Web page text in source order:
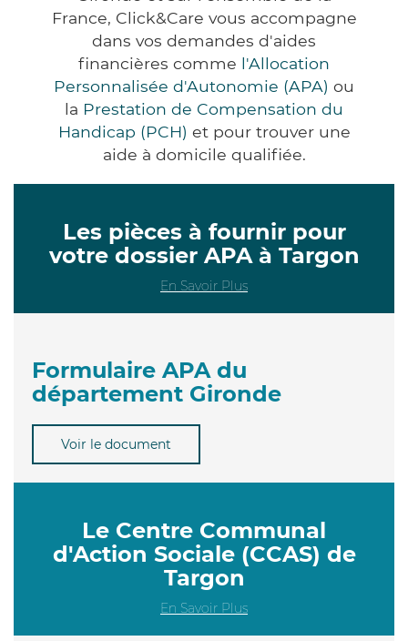
France, Click&Care vous accompagne
dans vos demandes d'aides
financières comme l'Allocation
Personnalisée d'Autonomie (APA) ou
la Prestation de Compensation du
Handicap (PCH) et pour trouver une
aide à domicile qualifiée.
Les pièces à fournir pour
votre dossier APA à Targon
En Savoir Plus
Formulaire APA du
département Gironde
Voir le document
Le Centre Communal
d'Action Sociale (CCAS) de
Targon
En Savoir Plus